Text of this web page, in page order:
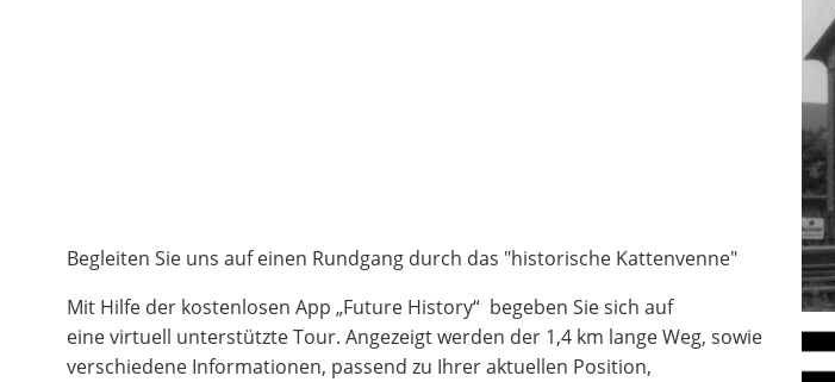
Begleiten Sie uns auf einen Rundgang durch das "historische Kattenvenne"
Mit Hilfe der kostenlosen App „Future History“ begeben Sie sich auf
eine virtuell unterstützte Tour. Angezeigt werden der 1,4 km lange Weg, sowie
verschiedene Informationen, passend zu Ihrer aktuellen Position,